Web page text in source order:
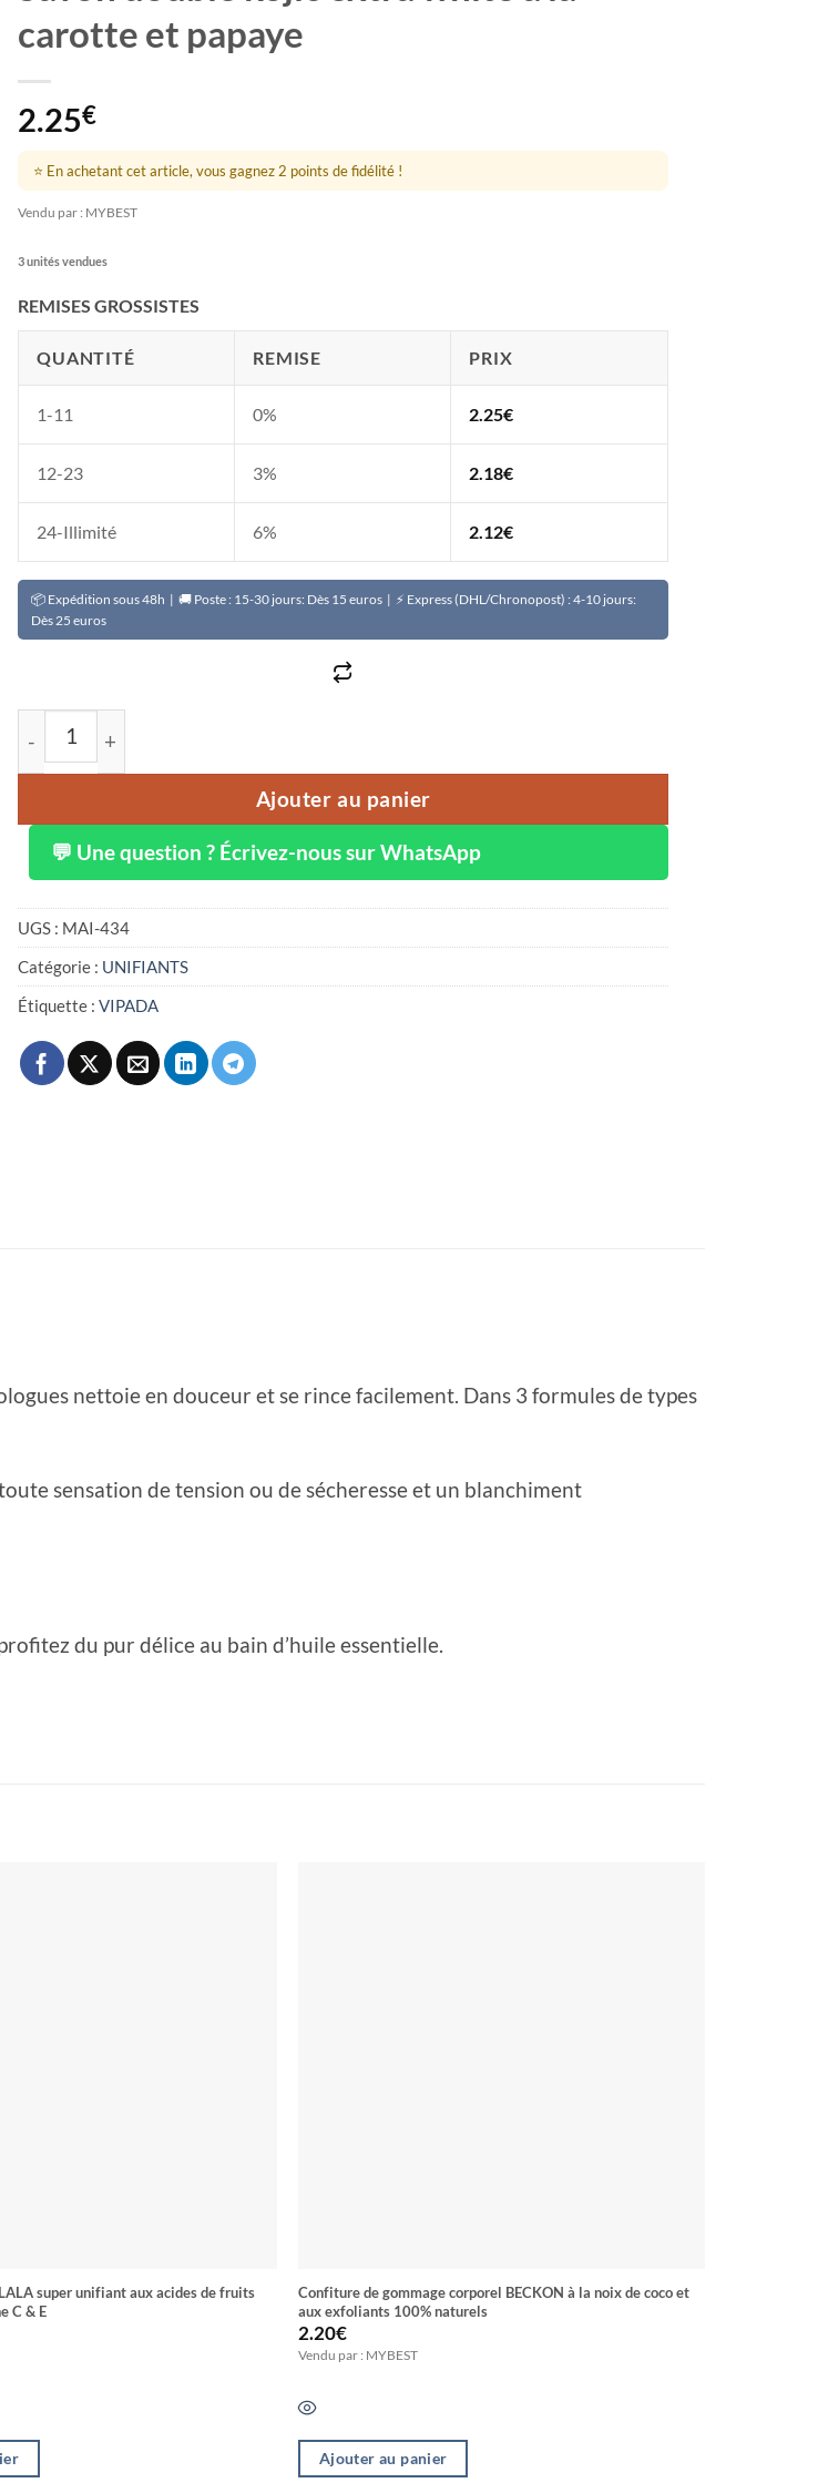
carotte et papaye
2.25€
⭐ En achetant cet article, vous gagnez 2 points de fidélité !
Vendu par : MYBEST
3 unités vendues
REMISES GROSSISTES
QUANTITÉ REMISE PRIX
1-11 0% 2.25€
12-23 3% 2.18€
24-Illimité 6% 2.12€
📦 Expédition sous 48h | 🚚 Poste : 15-30 jours: Dès 15 euros | ⚡ Express (DHL/Chronopost) : 4-10 jours:
Dès 25 euros
quantité de Savon double kojic extra white à la carotte et papaye
Ajouter au panier
💬 Une question ? Écrivez-nous sur WhatsApp
UGS : MAI-434
Catégorie : UNIFIANTS
Étiquette :VIPADA
nettoie en douceur et se rince facilement. Dans 3 formules de types
sensation de tension ou de sécheresse et un blanchiment
du pur délice au bain d’huile essentielle.
C & E
Confiture de gommage corporel BECKON à la noix de coco et
aux exfoliants 100% naturels
2.20€
Vendu par : MYBEST
Ajouter au panier